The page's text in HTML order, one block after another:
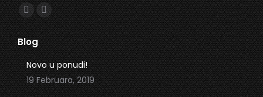
Find us on:
Facebook
page
opens
in
new
window
Instagram
page
opens
in
new
window
Blog
Novo u ponudi!
19 Februara, 2019